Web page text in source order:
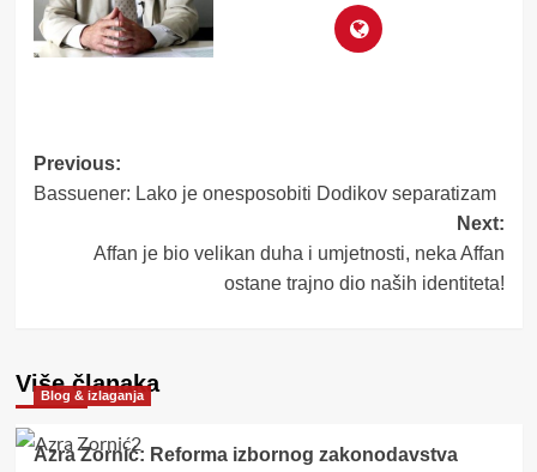
Post
navigation
Previous:
Bassuener: Lako je onesposobiti Dodikov separatizam
Next:
Affan je bio velikan duha i umjetnosti, neka Affan
ostane trajno dio naših identiteta!
Više članaka
Blog & izlaganja
Azra Zornić: Reforma izbornog zakonodavstva